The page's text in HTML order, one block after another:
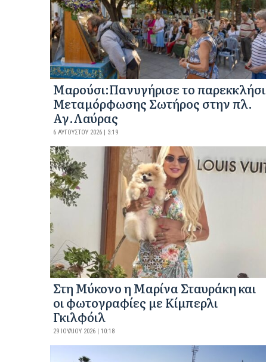
Μαρούσι:Πανυγήρισε το παρεκκλήσι
Μεταμόρφωσης Σωτήρος στην πλ.
Αγ.Λαύρας
6 ΑΥΓΟΎΣΤΟΥ 2026 | 3:19
Στη Μύκονο η Μαρίνα Σταυράκη και
οι φωτογραφίες με Κίμπερλι
Γκιλφόιλ
29 ΙΟΥΛΊΟΥ 2026 | 10:18